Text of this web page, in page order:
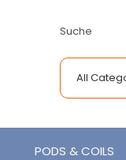
Suche
All
PODS & COILS